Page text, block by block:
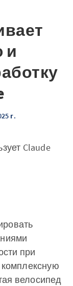
и
г.
Claude
при
комплексную
велосипед